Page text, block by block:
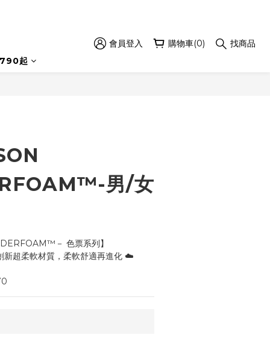
會員登入 購物車(0)
找商品
起
男/女
－ 色票系列】
超柔軟材質，柔軟舒適再進化 ☁️
立即購買